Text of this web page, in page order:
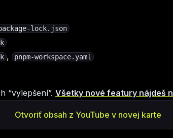
lock.json
,
pnpm-workspace.yaml
“vylepšení”. Všetky nové featury nájdeš
Otvoriť obsah z YouTube v novej karte